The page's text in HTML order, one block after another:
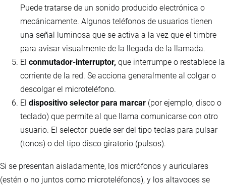
Puede tratarse de un sonido producido electrónica o
mecánicamente. Algunos teléfonos de usuarios tienen
una señal luminosa que se activa a la vez que el timbre
para avisar visualmente de la llegada de la llamada.
El conmutador-interruptor, que interrumpe o restablece la
corriente de la red. Se acciona generalmente al colgar o
descolgar el microteléfono.
El dispositivo selector para marcar (por ejemplo, disco o
teclado) que permite al que llama comunicarse con otro
usuario. El selector puede ser del tipo teclas para pulsar
(tonos) o del tipo disco giratorio (pulsos).
Si se presentan aisladamente, los micrófonos y auriculares
(estén o no juntos como microteléfonos), y los altavoces se